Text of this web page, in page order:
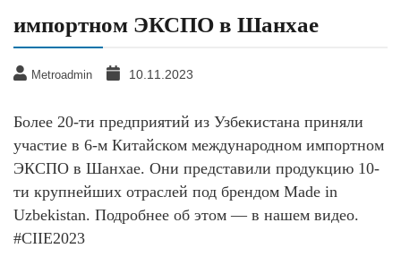
импортном ЭКСПО в Шанхае
Metroadmin 10.11.2023
Более 20-ти предприятий из Узбекистана приняли
участие в 6-м Китайском международном импортном
ЭКСПО в Шанхае. Они представили продукцию 10-
ти крупнейших отраслей под брендом Made in
Uzbekistan. Подробнее об этом — в нашем видео.
#CIIE2023